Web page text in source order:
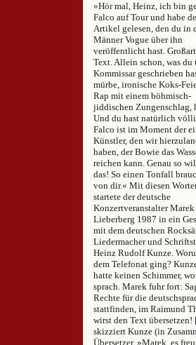
»Hör mal, Heinz, ich bin
Falco auf Tour und habe
Artikel gelesen, den du in
Männer Vogue über ihn
veröffentlicht hast.
Text. Allein schon, was du
Kommissar geschrieben
mürbe, ironische Koks-
Rap mit einem böhmisch-
jiddischen Zungenschlag,
Und du hast natürlich
Falco ist im Moment der
Künstler, den wir
haben, der Bowie das
reichen kann. Genau so
das! So einen Tonfall
von dir.« Mit diesen
startete der deutsche
Konzertveranstalter Marek
Lieberberg 1987 in ein
mit dem deutschen
Liedermacher und
Heinz Rudolf Kunze.
dem Telefonat ging?
hatte keinen Schimmer,
sprach. Marek fuhr fort:
Rechte für die
stattfinden, im Raimund
wirst den Text
skizziert Kunze (in
Übersetzer. »Marek, es